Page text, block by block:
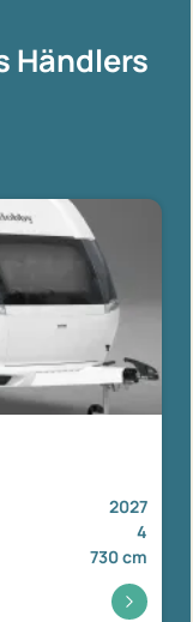
Händlers
2027
4
730 cm